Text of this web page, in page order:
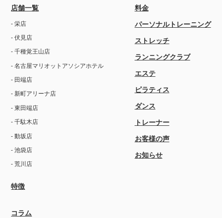
店舗一覧
- 栄店
- 伏見店
- 千種覚王山店
- 名古屋マリオットアソシアホテル
- 田端店
- 新町アリーナ店
- 東田端店
- 千駄木店
- 動坂店
- 池袋店
- 荒川店
特徴
料金
パーソナルトレーニング
ストレッチ
ランニングクラブ
エステ
ピラティス
ダンス
トレーナー
お客様の声
お知らせ
コラム